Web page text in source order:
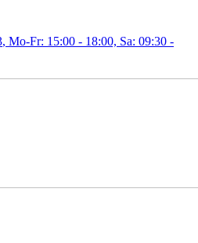
, Mo-Fr: 15:00 - 18:00, Sa: 09:30 -